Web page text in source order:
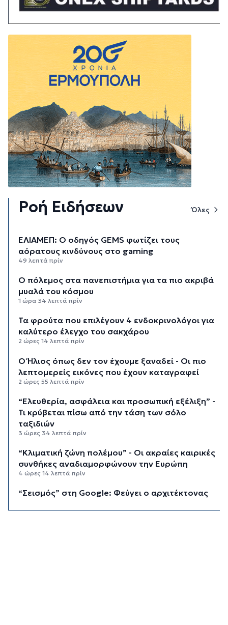
Ροή Ειδήσεων Όλες
ΕΛΙΑΜΕΠ: Ο οδηγός GEMS φωτίζει τους
αόρατους κινδύνους στο gaming
49 λεπτά πρίν
Ο πόλεμος στα πανεπιστήμια για τα πιο ακριβά
μυαλά του κόσμου
1 ώρα 34 λεπτά πρίν
Τα φρούτα που επιλέγουν 4 ενδοκρινολόγοι για
καλύτερο έλεγχο του σακχάρου
2 ώρες 14 λεπτά πρίν
Ο Ήλιος όπως δεν τον έχουμε ξαναδεί - Οι πιο
λεπτομερείς εικόνες που έχουν καταγραφεί
2 ώρες 55 λεπτά πρίν
“Ελευθερία, ασφάλεια και προσωπική εξέλιξη” -
Τι κρύβεται πίσω από την τάση των σόλο
ταξιδιών
3 ώρες 34 λεπτά πρίν
“Κλιματική ζώνη πολέμου” - Οι ακραίες καιρικές
συνθήκες αναδιαμορφώνουν την Ευρώπη
4 ώρες 14 λεπτά πρίν
“Σεισμός” στη Google: Φεύγει ο αρχιτέκτονας